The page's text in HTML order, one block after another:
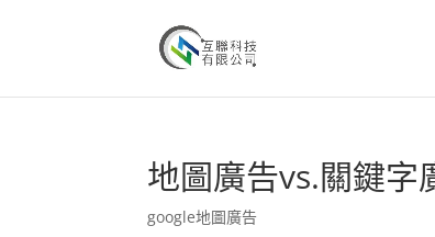
地圖廣告vs.關鍵字
google地圖廣告